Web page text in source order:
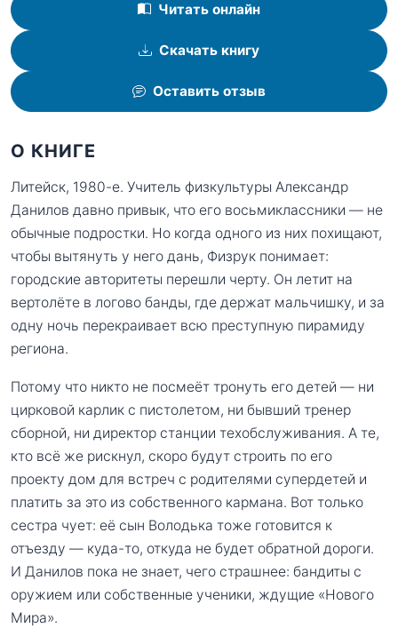
Читать онлайн
Скачать книгу
Оставить отзыв
О КНИГЕ
Литейск, 1980-е. Учитель физкультуры Александр
Данилов давно привык, что его восьмиклассники — не
обычные подростки. Но когда одного из них похищают,
чтобы вытянуть у него дань, Физрук понимает:
городские авторитеты перешли черту. Он летит на
вертолёте в логово банды, где держат мальчишку, и за
одну ночь перекраивает всю преступную пирамиду
региона.
Потому что никто не посмеёт тронуть его детей — ни
цирковой карлик с пистолетом, ни бывший тренер
сборной, ни директор станции техобслуживания. А те,
кто всё же рискнул, скоро будут строить по его
проекту дом для встреч с родителями супердетей и
платить за это из собственного кармана. Вот только
сестра чует: её сын Володька тоже готовится к
отъезду — куда-то, откуда не будет обратной дороги.
И Данилов пока не знает, чего страшнее: бандиты с
оружием или собственные ученики, ждущие «Нового
Мира».